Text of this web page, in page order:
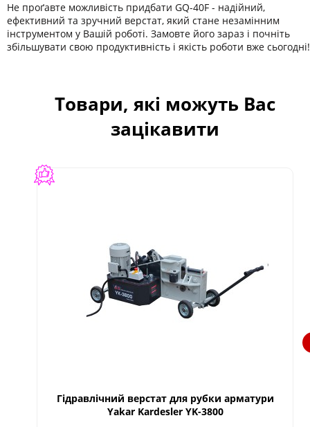
Не проґавте можливість придбати GQ-40F - надійний,
ефективний та зручний верстат, який стане незамінним
інструментом у Вашій роботі. Замовте його зараз і почніть
збільшувати свою продуктивність і якість роботи вже сьогодні!
Товари, які можуть Вас
зацікавити
Гідравлічний верстат для рубки арматури
Yakar Kardesler YK-3800